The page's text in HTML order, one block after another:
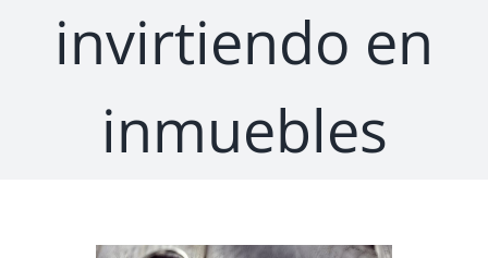
invirtiendo en
inmuebles